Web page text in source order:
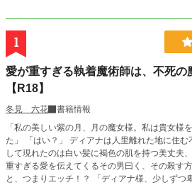
1
愛が重すぎる執着魔術師は、不死の
【R18】
冬見 六花
書籍情報
「私の美しい紫の月、月の魔女様。私は貴女様
た」 「はい？」 ディアナは人里離れた地に住む
して現れたのは白い髪に褐色の肌を持つ美丈夫
重すぎる愛を伝えてくるその男曰く、その殺す
と、つまりエッチ！？ 「ディアナ様、少しずつ